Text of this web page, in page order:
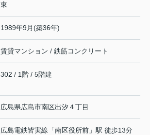
東
1989年9月(築36年)
賃貸マンション / 鉄筋コンクリート
302 / 1階 / 5階建
広島県広島市南区出汐 ４丁目
広島電鉄皆実線 「南区役所前 」駅 徒歩13分